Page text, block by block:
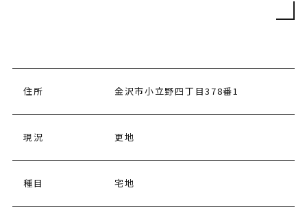
住所 金沢市小立野四丁目378番1
現況 更地
種目 宅地